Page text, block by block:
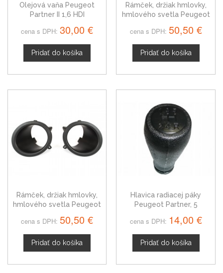
Olejová vaňa Peugeot
Partner II 1,6 HDI
cena s DPH: 30,00 €
Pridať do košíka
Rámček, držiak hmlovky,
hmlového svetla Peugeot
cena s DPH: 50,50 €
Pridať do košíka
Rámček, držiak hmlovky,
hmlového svetla Peugeot
7452.Y7
cena s DPH: 50,50 €
Pridať do košíka
Hlavica radiacej páky
Peugeot Partner, 5
cena s DPH: 14,00 €
Pridať do košíka